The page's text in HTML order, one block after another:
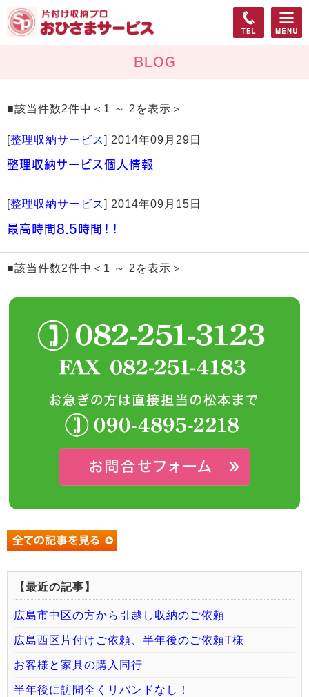
BLOG
■該当件数2件中＜1 ～ 2を表示＞
[整理収納サービス] 2014年09月29日
整理収納サービス個人情報
[整理収納サービス] 2014年09月15日
最高時間8.5時間！！
■該当件数2件中＜1 ～ 2を表示＞
【最近の記事】
広島市中区の方から引越し収納のご依頼
広島西区片付けご依頼、半年後のご依頼T様
お客様と家具の購入同行
半年後に訪問全くリバンドなし！